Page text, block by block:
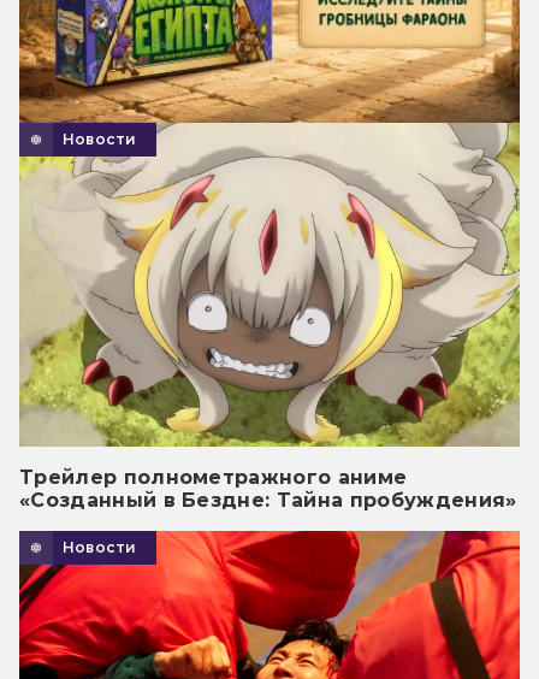
Новости
Трейлер полнометражного аниме
«Созданный в Бездне: Тайна пробуждения»
Новости